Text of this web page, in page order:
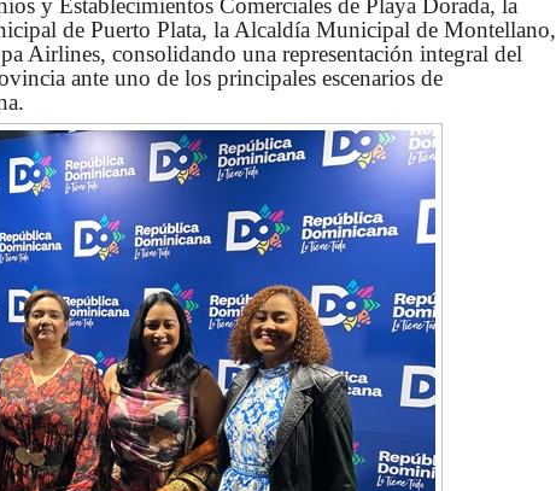
y Establecimientos Comerciales de Playa Dorada, la
de Puerto Plata, la Alcaldía Municipal de Montellano,
Airlines, consolidando una representación integral del
ante uno de los principales escenarios de